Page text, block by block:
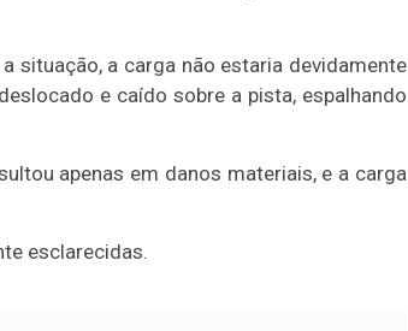
situação, a carga não estaria devidamente
e caído sobre a pista, espalhando
apenas em danos materiais, e a carga
esclarecidas.